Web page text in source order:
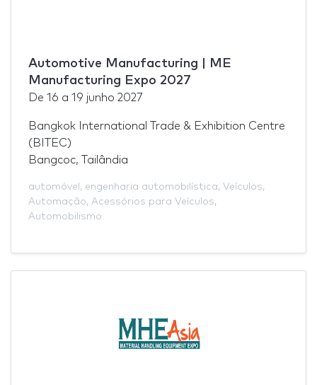
Automotive Manufacturing | ME
Manufacturing Expo 2027
De 16 a 19 junho 2027
Bangkok International Trade & Exhibition Centre
(BITEC)
Bangcoc, Tailândia
automóvel , engenharia automobilística, Veículos,
Automação, Acessórios para Veículos,
Automobilismo